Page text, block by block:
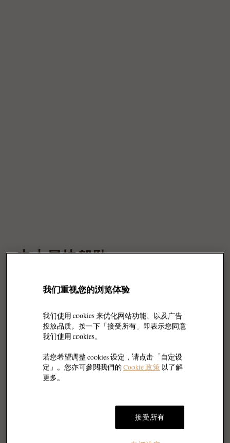
史上最快船队
十二支参赛队伍均由精英帆船运动员组成。所有
上乘风破浪，速度可达50节（时速近100公
里）。每场赛事不过15分钟，各支队伍争分夺
秒，正面交锋。Rolex SailGP Championship正
以技术先进且表现非凡的帆船重新定义了帆船竞
赛。这些速度飞快的帆船扬起代表其国家或地区
的旗帜，组成史上最快的船队。
我们重视您的浏览体验
我们使用 cookies 来优化网站功能、以及广告
投放品质。按一下「接受所有」即表示您同意
我们使用 cookies。
若您希望调整 cookies 设定，请点击「自定设
定」。您亦可參閱我們的Cookie 政策 以了解
更多。
接受所有